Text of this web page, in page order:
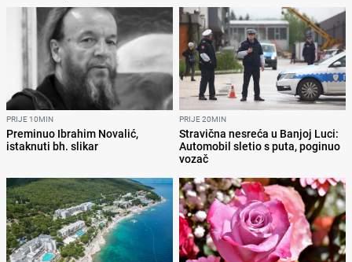
PRIJE 10MIN
Preminuo Ibrahim Novalić,
istaknuti bh. slikar
PRIJE 20MIN
Stravična nesreća u Banjoj Luci:
Automobil sletio s puta, poginuo
vozač